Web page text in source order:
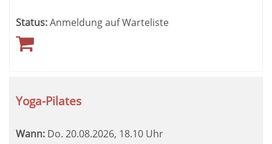
Status:Anmeldung auf Warteliste
Yoga-Pilates
Wann: Do. 20.08.2026, 18.10 Uhr